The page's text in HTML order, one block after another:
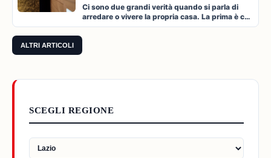
Ci sono due grandi verità quando si parla di
arredare o vivere la propria casa. La prima è che
l'illuminazione è l'archi…
ALTRI ARTICOLI
SCEGLI REGIONE